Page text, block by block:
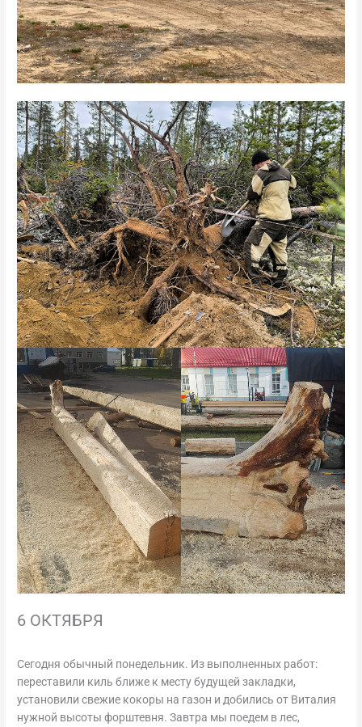
6 ОКТЯБРЯ
Сегодня обычный понедельник. Из выполненных работ:
переставили киль ближе к месту будущей закладки,
установили свежие кокоры на газон и добились от Виталия
нужной высоты форштевня. Завтра мы поедем в лес,